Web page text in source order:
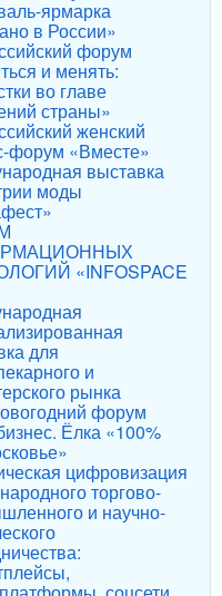
ярмарка
в России»
форум
и менять:
во главе
страны»
женский
форум «Вместе»
выставка
моды
«INFOSPACE
для
и
рынка
форум
Ёлка «100%
цифровизация
торгово-
и научно-